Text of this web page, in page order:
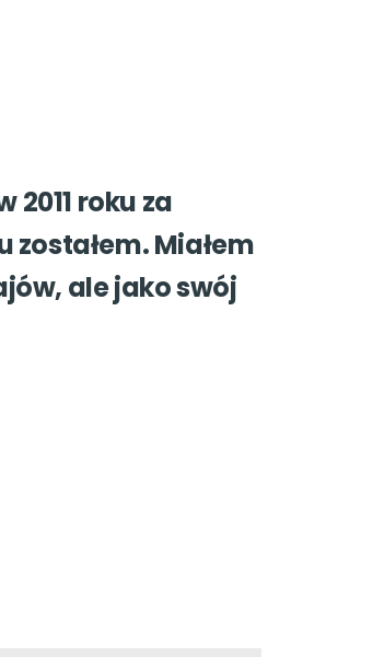
2011 roku za
zostałem. Miałem
ale jako swój